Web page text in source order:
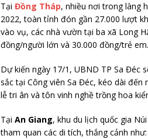
Tại Đồng Tháp, nhiều nơi trong làng
2022, toàn tỉnh đón gần 27.000 lượt
vào vụ, các nhà vườn tại ba xã Long
đồng/người lớn và 30.000 đồng/trẻ em.
Dự kiến ngày 17/1, UBND TP Sa Đéc
sắc tại Công viên Sa Đéc, kéo dài
lễ tri ân và tôn vinh nghề trồng hoa
Tại An Giang, khu du lịch quốc gia
tham quan các di tích, thắng cảnh